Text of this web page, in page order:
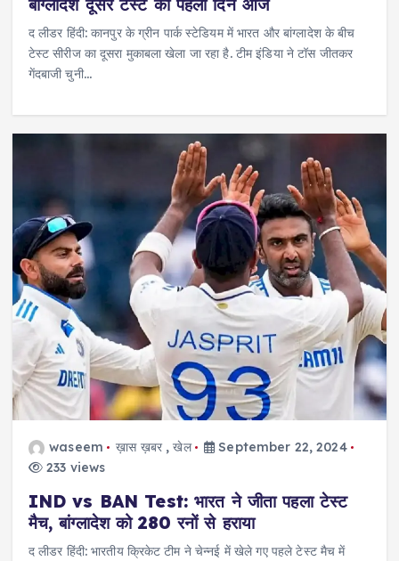
बांग्लादेश दूसरे टेस्ट का पहला दिन आज
द लीडर हिंदी: कानपुर के ग्रीन पार्क स्टेडियम में भारत और बांग्लादेश के बीच
टेस्ट सीरीज का दूसरा मुकाबला खेला जा रहा है. टीम इंडिया ने टॉस जीतकर
गेंदबाजी चुनी…
waseem ख़ास ख़बर ,खेल
September 22, 2024
233 views
IND vs BAN Test: भारत ने जीता पहला टेस्ट
मैच, बांग्लादेश को 280 रनों से हराया
द लीडर हिंदी: भारतीय क्रिकेट टीम ने चेन्नई में खेले गए पहले टेस्ट मैच में